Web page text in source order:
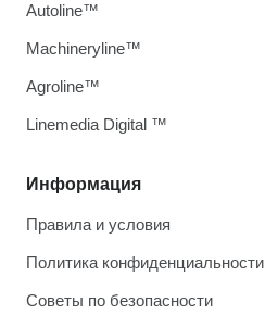
Информация
Правила и условия
Политика конфиденциальности
Советы по безопасности
Autoline™
Machineryline™
Agroline™
Linemedia Digital ™